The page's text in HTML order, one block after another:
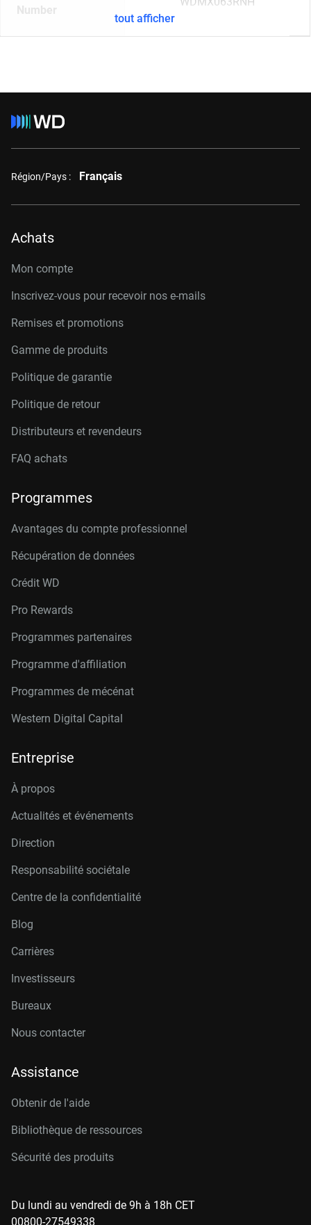
Number
tout afficher
Région/Pays : Français
Achats
Mon compte
Inscrivez-vous pour recevoir nos e-mails
Remises et promotions
Gamme de produits
Politique de garantie
Politique de retour
Distributeurs et revendeurs
FAQ achats
Programmes
Avantages du compte professionnel
Récupération de données
Crédit WD
Pro Rewards
Programmes partenaires
Programme d'affiliation
Programmes de mécénat
Western Digital Capital
Entreprise
À propos
Actualités et événements
Direction
Responsabilité sociétale
Centre de la confidentialité
Blog
Carrières
Investisseurs
Bureaux
Nous contacter
Assistance
Obtenir de l'aide
Bibliothèque de ressources
Sécurité des produits
Du lundi au vendredi de 9h à 18h CET
00800-27549338